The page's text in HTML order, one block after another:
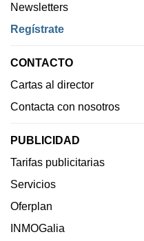
Newsletters
Regístrate
CONTACTO
Cartas al director
Contacta con nosotros
PUBLICIDAD
Tarifas publicitarias
Servicios
Oferplan
INMOGalia